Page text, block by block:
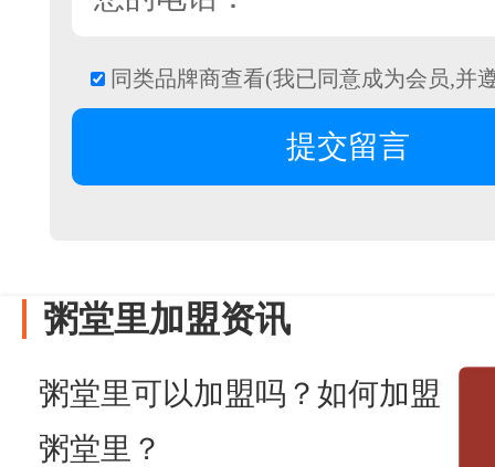
同类品牌商查看(我已同意成为会员,并
粥堂里加盟资讯
粥堂里可以加盟吗？如何加盟
粥堂里？